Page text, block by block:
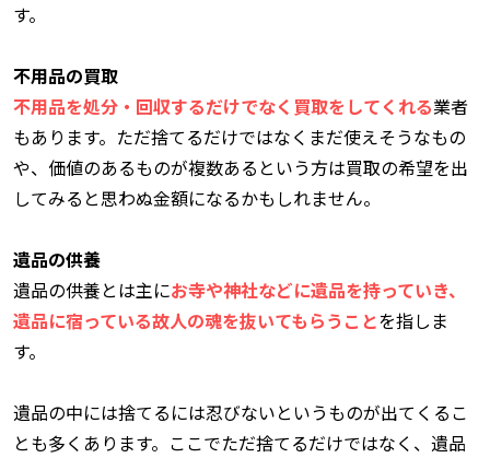
す。
不用品の買取
不用品を処分・回収するだけでなく買取をしてくれる業者
もあります。ただ捨てるだけではなくまだ使えそうなもの
や、価値のあるものが複数あるという方は買取の希望を出
してみると思わぬ金額になるかもしれません。
遺品の供養
遺品の供養とは主にお寺や神社などに遺品を持っていき、
遺品に宿っている故人の魂を抜いてもらうことを指しま
す。
遺品の中には捨てるには忍びないというものが出てくるこ
とも多くあります。ここでただ捨てるだけではなく、遺品